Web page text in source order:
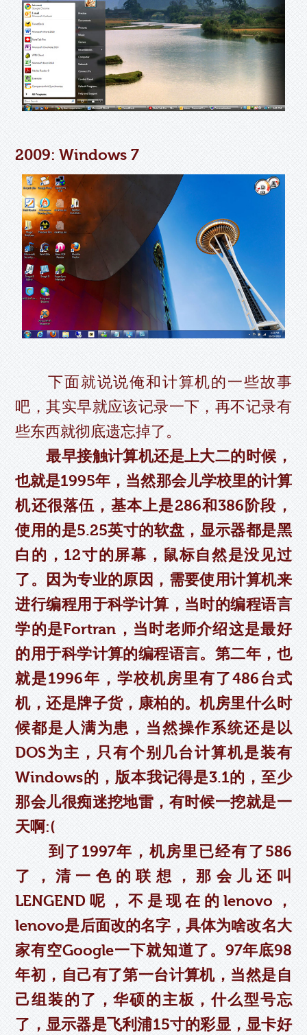
2009: Windows 7
下面就说说俺和计算机的一些故事
吧，其实早就应该记录一下，再不记录有
些东西就彻底遗忘掉了。
最早接触计算机还是上大二的时候，
也就是1995年，当然那会儿学校里的计算
机还很落伍，基本上是286和386阶段，
使用的是5.25英寸的软盘，显示器都是黑
白的，12寸的屏幕，鼠标自然是没见过
了。因为专业的原因，需要使用计算机来
进行编程用于科学计算，当时的编程语言
学的是Fortran，当时老师介绍这是最好
的用于科学计算的编程语言。第二年，也
就是1996年，学校机房里有了486台式
机，还是牌子货，康柏的。机房里什么时
候都是人满为患，当然操作系统还是以
DOS为主，只有个别几台计算机是装有
Windows的，版本我记得是3.1的，至少
那会儿很痴迷挖地雷，有时候一挖就是一
天啊:(
到了1997年，机房里已经有了586
了，清一色的联想，那会儿还叫
LENGEND呢，不是现在的lenovo，
lenovo是后面改的名字，具体为啥改名大
家有空Google一下就知道了。97年底98
年初，自己有了第一台计算机，当然是自
己组装的了，华硕的主板，什么型号忘
了，显示器是飞利浦15寸的彩显，显卡好